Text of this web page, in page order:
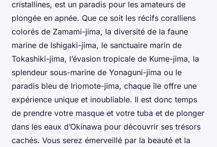
cristallines, est un paradis pour les amateurs de
plongée en apnée. Que ce soit les récifs coralliens
colorés de Zamami-jima, la diversité de la faune
marine de Ishigaki-jima, le sanctuaire marin de
Tokashiki-jima, l’évasion tropicale de Kume-jima, la
splendeur sous-marine de Yonaguni-jima ou le
paradis bleu de Iriomote-jima, chaque île offre une
expérience unique et inoubliable. Il est donc temps
de prendre votre masque et votre tuba et de plonger
dans les eaux d’Okinawa pour découvrir ses trésors
cachés. Vous serez émerveillé par la beauté et la